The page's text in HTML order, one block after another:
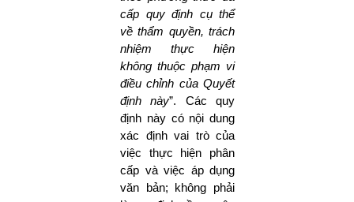
cấp quy định cụ thể
về thẩm quyền, trách
nhiệm thực hiện
không thuộc phạm vi
điều chỉnh của Quyết
định này”. Các quy
định này có nội dung
xác định vai trò của
việc thực hiện phân
cấp và việc áp dụng
văn bản; không phải